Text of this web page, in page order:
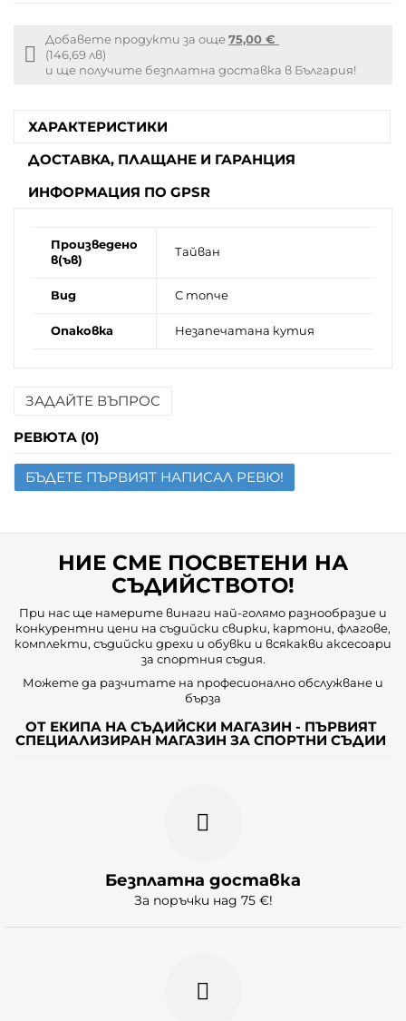
Free
shipping
Добавете продукти за още75,00 €
(146,69 лв)
и ще получите безплатна доставка в България!
ХАРАКТЕРИСТИКИ
ДОСТАВКА, ПЛАЩАНЕ И ГАРАНЦИЯ
ИНФОРМАЦИЯ ПО GPSR
Произведено
в(ъв)
Тайван
Вид С топче
Опаковка Незапечатана кутия
ЗАДАЙТЕ ВЪПРОС
Име
Имейл
РЕВЮТА (0)
БЪДЕТЕ ПЪРВИЯТ НАПИСАЛ РЕВЮ!
НИЕ СМЕ ПОСВЕТЕНИ НА
СЪДИЙСТВОТО!
При нас ще намерите винаги най-голямо разнообразие и
конкурентни цени на съдийски свирки, картони, флагове,
комплекти, съдийски дрехи и обувки и всякакви аксесоари
за спортния съдия.
Можете да разчитате на професионално обслужване и
бърза
ОТ ЕКИПА НА СЪДИЙСКИ МАГАЗИН - ПЪРВИЯТ
СПЕЦИАЛИЗИРАН МАГАЗИН ЗА СПОРТНИ СЪДИИ
Безплатна доставка
За поръчки над 75 €!